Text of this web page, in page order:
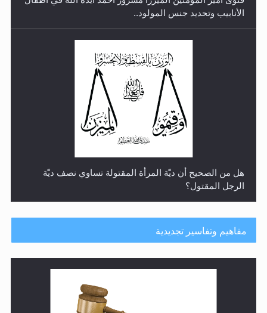
الأنابيب وتحديد جنس المولود..
هل من الصحيح أن ديّة المرأة المقتولة تساوي نصف ديّة
الرجل المقتول؟
مفاهيم وتفاسير تجديدية